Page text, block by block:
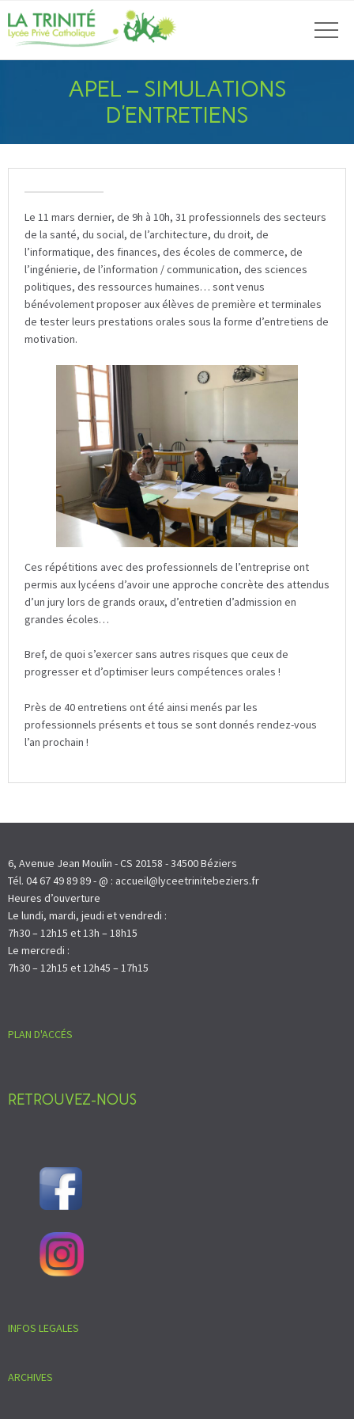
APEL – SIMULATIONS
D’ENTRETIENS
Le 11 mars dernier, de 9h à 10h, 31 professionnels des secteurs
de la santé, du social, de l’architecture, du droit, de
l’informatique, des finances, des écoles de commerce, de
l’ingénierie, de l’information / communication, des sciences
politiques, des ressources humaines… sont venus
bénévolement proposer aux élèves de première et terminales
de tester leurs prestations orales sous la forme d’entretiens de
motivation.
Ces répétitions avec des professionnels de l’entreprise ont
permis aux lycéens d’avoir une approche concrète des attendus
d’un jury lors de grands oraux, d’entretien d’admission en
grandes écoles…
Bref, de quoi s’exercer sans autres risques que ceux de
progresser et d’optimiser leurs compétences orales !
Près de 40 entretiens ont été ainsi menés par les
professionnels présents et tous se sont donnés rendez-vous
l’an prochain !
6, Avenue Jean Moulin - CS 20158 - 34500 Béziers
Tél. 04 67 49 89 89 - @ : accueil@lyceetrinitebeziers.fr
Heures d’ouverture
Le lundi, mardi, jeudi et vendredi :
7h30 – 12h15 et 13h – 18h15
Le mercredi :
7h30 – 12h15 et 12h45 – 17h15
PLAN D'ACCÉS
RETROUVEZ-NOUS
INFOS LEGALES
ARCHIVES